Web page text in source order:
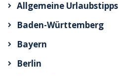
Allgemeine Urlaubstipps
Baden-Württemberg
Bayern
Berlin